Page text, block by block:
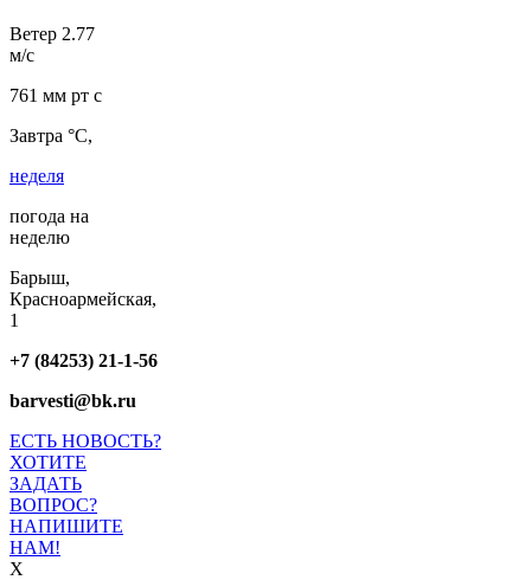
Ветер 2.77
м/с
761 мм рт с
Завтра °C,
неделя
погода на
неделю
Барыш,
Красноармейская,
1
+7 (84253) 21-1-56
barvesti@bk.ru
ЕСТЬ НОВОСТЬ?
ХОТИТЕ
ЗАДАТЬ
ВОПРОС?
НАПИШИТЕ
НАМ!
X